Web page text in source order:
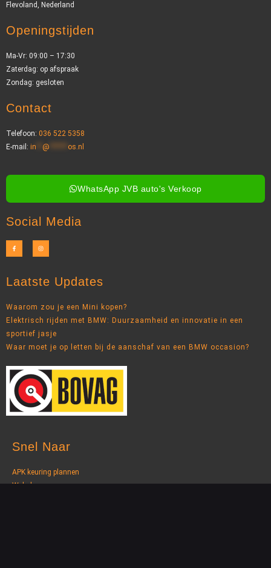
Flevoland, Nederland
Openingstijden
Ma-Vr: 09:00 – 17:30
Zaterdag: op afspraak
Zondag: gesloten
Contact
Telefoon: 036 522 5358
E-mail: in @ os.nl
WhatsApp JVB auto's Verkoop
Social Media
Laatste Updates
Waarom zou je een Mini kopen?
Elektrisch rijden met BMW: Duurzaamheid en innovatie in een
sportief jasje
Waar moet je op letten bij de aanschaf van een BMW occasion?
Snel Naar
APK keuring plannen
Webshop